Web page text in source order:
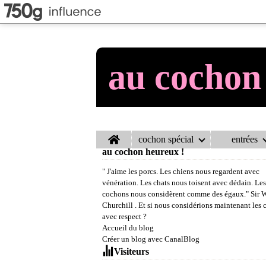
au
Home cochon spécial entrées
au cochon heureux !
" J'aime les porcs. Les chiens nous regardent avec
vénération. Les chats nous toisent avec dédain. Les
cochons nous considèrent comme des égaux." Sir
Churchill . Et si nous considérions maintenant les
avec respect ?
Accueil du blog
Créer un blog avec CanalBlog
Visiteurs